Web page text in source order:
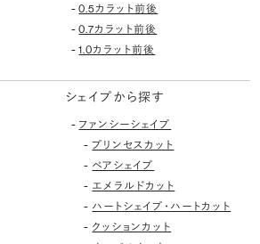
-0.5カラット前後
-0.7カラット前後
-1.0カラット前後
シェイプから探す
- ファンシーシェイプ
-プリンセスカット
- ペアシェイプ
- エメラルドカット
- ハートシェイプ・ハートカット
- クッションカット